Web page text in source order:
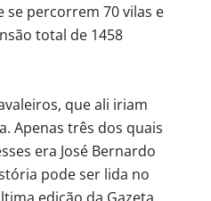
se percorrem 70 vilas e
total de 1458
que ali iriam
Apenas três dos quais
era José Bernardo
pode ser lida no